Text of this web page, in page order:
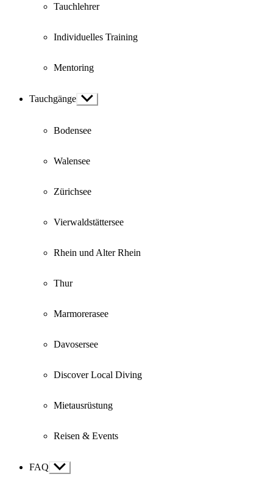
Tauchlehrer
Individuelles Training
Mentoring
Tauchgänge Show
sub
Bodensee
Walensee
Zürichsee
Vierwaldstättersee
Rhein und Alter Rhein
Thur
Marmorerasee
Davosersee
Discover Local Diving
Mietausrüstung
Reisen & Events
FAQ Show
sub